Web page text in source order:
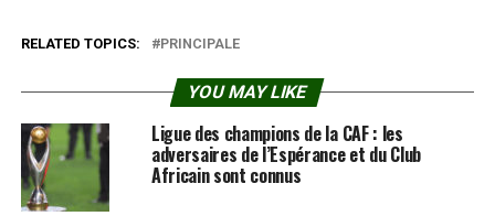
RELATED TOPICS: PRINCIPALE
YOU MAY LIKE
Ligue des champions de la CAF : les
adversaires de l’Espérance et du Club
Africain sont connus